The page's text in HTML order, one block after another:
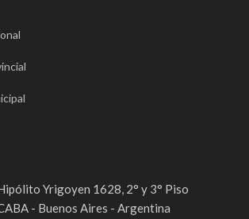
Yrigoyen 1628, 2° y 3° Piso
- Buenos Aires - Argentina